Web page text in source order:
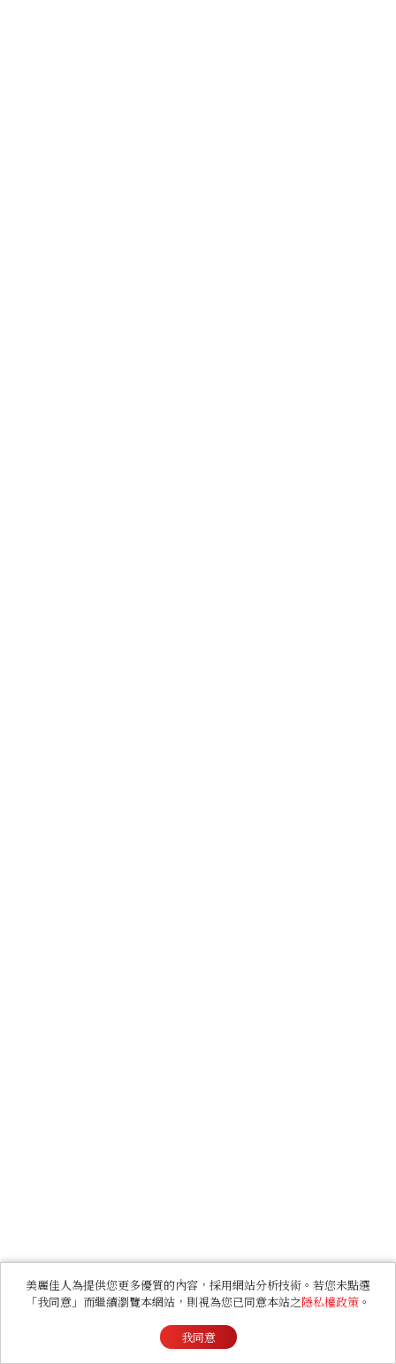
美麗佳人為提供您更多優質的內容，採用網站分析技術。若您未點選
「我同意」而繼續瀏覽本網站，則視為您已同意本站之隱私權政策 。
我同意